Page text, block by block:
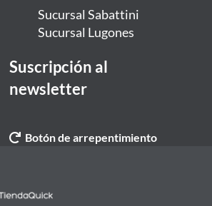
Sucursal Sabattini
Sucursal Lugones
Suscripción al
newsletter
Botón de arrepentimiento